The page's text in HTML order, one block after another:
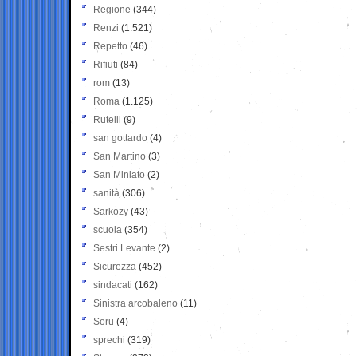
Regione (344)
Renzi (1.521)
Repetto (46)
Rifiuti (84)
rom (13)
Roma (1.125)
Rutelli (9)
san gottardo (4)
San Martino (3)
San Miniato (2)
sanità (306)
Sarkozy (43)
scuola (354)
Sestri Levante (2)
Sicurezza (452)
sindacati (162)
Sinistra arcobaleno (11)
Soru (4)
sprechi (319)